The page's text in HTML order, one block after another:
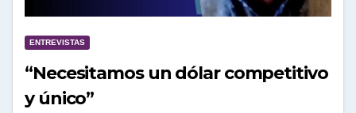
ENTREVISTAS
“Necesitamos un dólar competitivo
y único”